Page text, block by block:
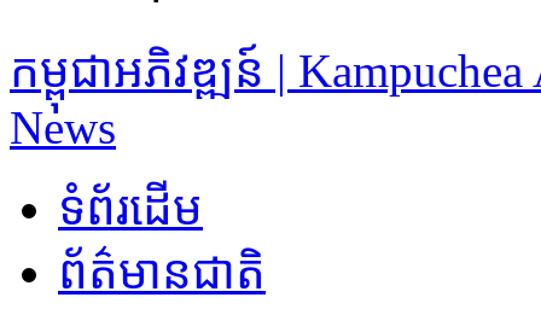
កម្ពុជាអភិវឌ្ឍន៍ |
News
ទំព័រដើម
ព័ត៌មានជាតិ